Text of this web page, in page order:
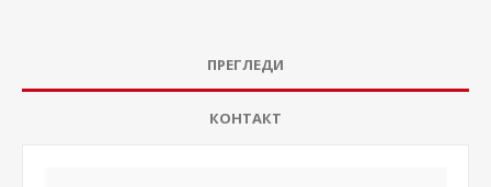
ПРЕГЛЕДИ
КОНТАКТ